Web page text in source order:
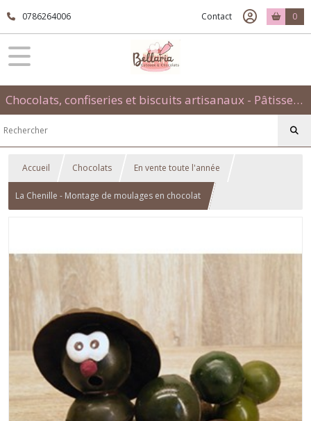
0786264006 Contact 0
Chocolats, confiseries et biscuits artisanaux - Pâtisseries évènementielles et traditionnelles
Accueil Chocolats En vente toute l'année
La Chenille - Montage de moulages en chocolat